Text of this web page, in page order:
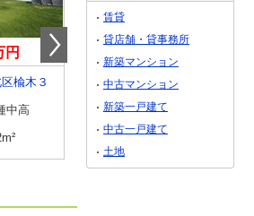
円
楡木３
中高
熊本県熊本市北区弓削１
用途地域 ２種中高
土地面積 296.55m²
賃貸
貸店舗・貸事務所
新築マンション
中古マンション
新築一戸建て
中古一戸建て
土地